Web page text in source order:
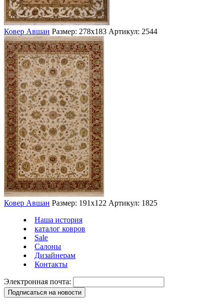
Ковер Авшан Размер: 278х183 Артикул: 2544
Ковер Авшан Размер: 191х122 Артикул: 1825
Наша история
каталог ковров
Sale
Салоны
Дизайнерам
Контакты
Электронная почта: